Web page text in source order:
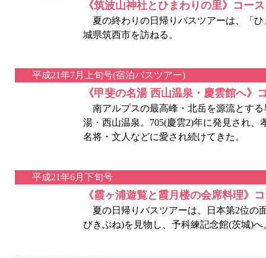
《筑波山神社とひまわりの里》コー
夏の終わりの日帰りバスツアーは、「
城県筑西市を訪ねる。
平成21年7月上旬号(宿泊バスツアー)
《甲斐の名湯 西山温泉・慶雲館へ》
南アルプスの最高峰・北岳を源流とす
湯・西山温泉。705(慶雲2)年に発見され
名将・文人などに愛され続けてきた。
平成21年6月下旬号
《霞ヶ浦遊覧と霞月楼の会席料理》
夏の日帰りバスツアーは、日本第2位の
びきぶね)を見物し、予科練記念館(茨城)へ